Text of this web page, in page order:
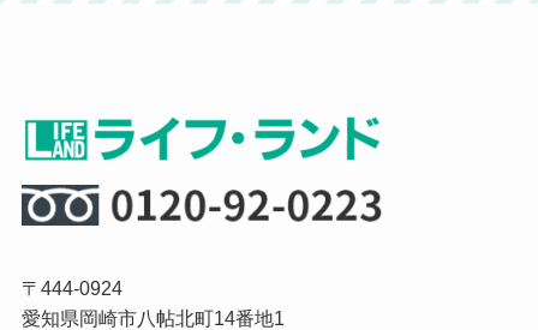
〒444-0924
愛知県岡崎市八帖北町14番地1